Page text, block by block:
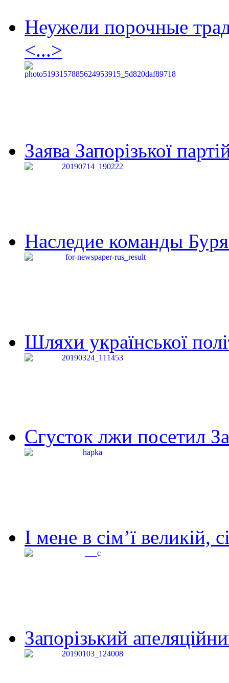
Неужели порочные
<...>
Заява Запорізької
Наследие команды
Шляхи української
Сгусток лжи посетил
І мене в сім’ї великій,
Запорізький